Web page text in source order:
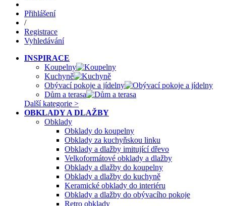
Přihlášení
/
Registrace
Vyhledávání
INSPIRACE
Koupelny
Kuchyně
Obývací pokoje a jídelny
Dům a terasa
Další kategorie >
OBKLADY A DLAŽBY
Obklady
Obklady do koupelny
Obklady za kuchyňskou linku
Obklady a dlažby imitující dřevo
Velkoformátové obklady a dlažby
Obklady a dlažby do koupelny
Obklady a dlažby do kuchyně
Keramické obklady do interiéru
Obklady a dlažby do obývacího pokoje
Retro obklady